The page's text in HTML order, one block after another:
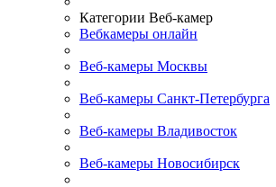
Категории Веб-камер
Вебкамеры онлайн
Веб-камеры Москвы
Веб-камеры Санкт-Петербурга
Веб-камеры Владивосток
Веб-камеры Новосибирск